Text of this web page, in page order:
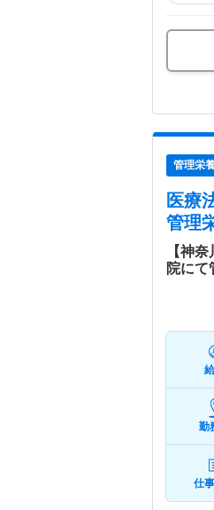
管理栄
医療
管理
【神
院にて
勤
仕